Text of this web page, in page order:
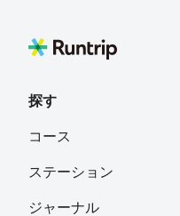
探す
コース
ステーション
ジャーナル